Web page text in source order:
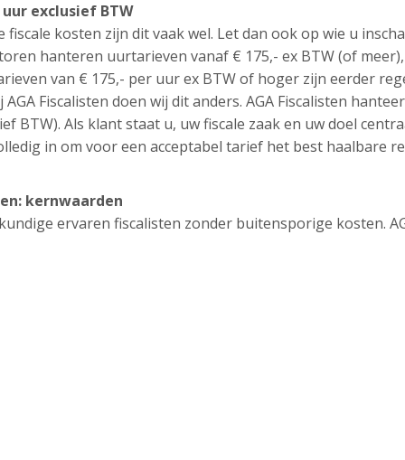
exclusief BTW
kosten zijn dit vaak wel. Let dan ook op wie u
hanteren uurtarieven vanaf € 175,- ex BTW (of
van € 175,- per uur ex BTW of hoger zijn eerder
Fiscalisten doen wij dit anders. AGA Fiscalisten
BTW). Als klant staat u, uw fiscale zaak en uw doel
in om voor een acceptabel tarief het best haalbare
kernwaarden
ervaren fiscalisten zonder buitensporige kosten.